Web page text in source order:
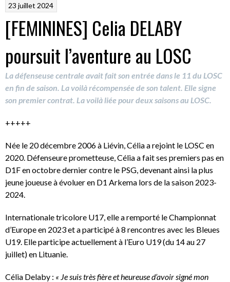
23 juillet 2024
[FEMININES] Celia DELABY
poursuit l’aventure au LOSC
La défenseuse centrale avait fait son entrée dans le 11 du LOSC
en fin de saison. La voilà récompensée de son talent. Elle signe
son premier contrat. La voilà liée pour deux saisons au LOSC.
+++++
Née le 20 décembre 2006 à Liévin, Célia a rejoint le LOSC en
2020. Défenseure prometteuse, Célia a fait ses premiers pas en
D1F en octobre dernier contre le PSG, devenant ainsi la plus
jeune joueuse à évoluer en D1 Arkema lors de la saison 2023-
2024.
Internationale tricolore U17, elle a remporté le Championnat
d’Europe en 2023 et a participé à 8 rencontres avec les Bleues
U19. Elle participe actuellement à l’Euro U19 (du 14 au 27
juillet) en Lituanie.
Célia Delaby : « Je suis très fière et heureuse d’avoir signé mon